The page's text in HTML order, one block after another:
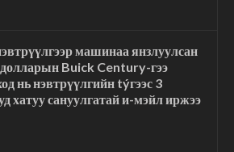
машинаа янзлуулсан
Buick Century-гээ
нь нэвтрүүлгийн týгээс 3
хатуу сануулгатай и-мэйл иржээ